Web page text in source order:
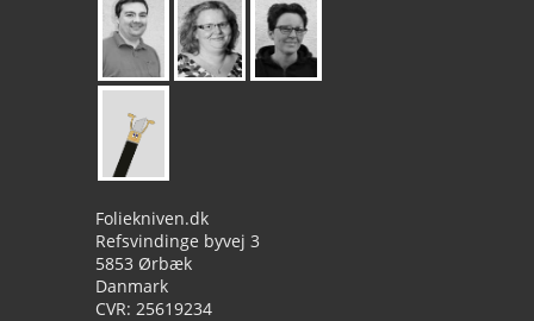
Foliekniven.dk
Refsvindinge byvej 3
5853 Ørbæk
Danmark
CVR: 25619234